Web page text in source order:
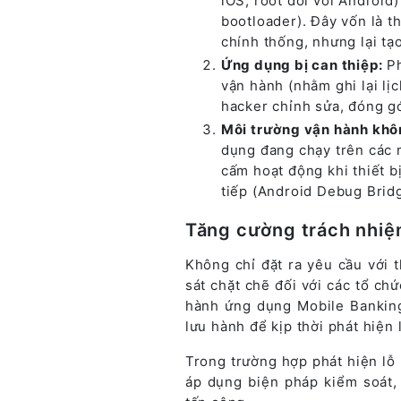
bootloader). Đây vốn là
chính thống, nhưng lại
Ứng dụng bị can thiệp:
vận hành (nhằm ghi lại
hacker chỉnh sửa, đóng
Môi trường vận hành
dụng đang chạy trên các
cấm hoạt động khi thiết
tiếp (Android Debug
Tăng cường trách
Không chỉ đặt ra yêu cầu với
sát chặt chẽ đối với các tổ
hành ứng dụng Mobile
lưu hành để kịp thời phát hiện
Trong trường hợp phát hiện
áp dụng biện pháp kiểm